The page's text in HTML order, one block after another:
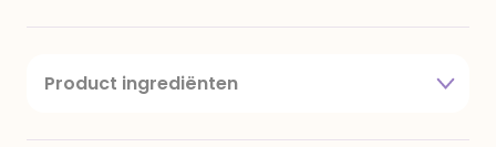
Product ingrediënten
amandelen,cacaomassa, emulgator (sojalecithine),